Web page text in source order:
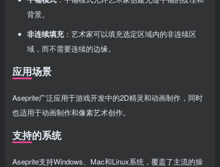
背景。
非连续填充：艺术家可以填充选定区域内的非连续区
域，而不需要连续的边缘。
应用场景
Aseprite广泛应用于游戏开发中的2D精灵和动画制作，同时
也适用于动画制作和像素艺术创作。
支持的系统
Aseprite支持Windows、Mac和Linux系统，覆盖了主流的操